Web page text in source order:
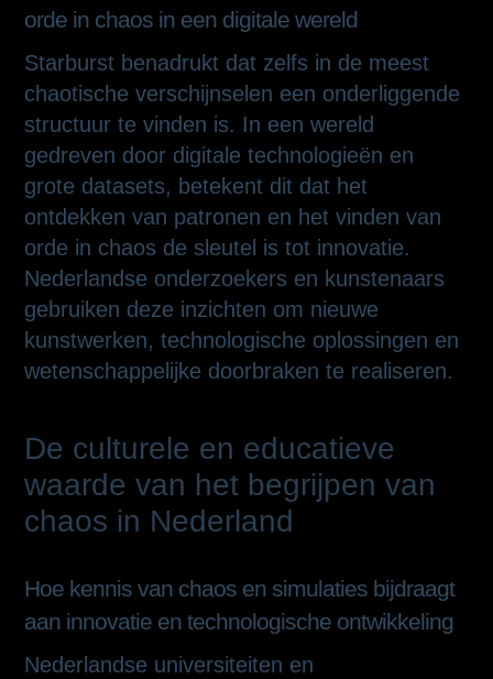
orde in chaos in een digitale wereld
Starburst benadrukt dat zelfs in de meest
chaotische verschijnselen een onderliggende
structuur te vinden is. In een wereld
gedreven door digitale technologieën en
grote datasets, betekent dit dat het
ontdekken van patronen en het vinden van
orde in chaos de sleutel is tot innovatie.
Nederlandse onderzoekers en kunstenaars
gebruiken deze inzichten om nieuwe
kunstwerken, technologische oplossingen en
wetenschappelijke doorbraken te realiseren.
De culturele en educatieve
waarde van het begrijpen van
chaos in Nederland
Hoe kennis van chaos en simulaties bijdraagt
aan innovatie en technologische ontwikkeling
Nederlandse universiteiten en